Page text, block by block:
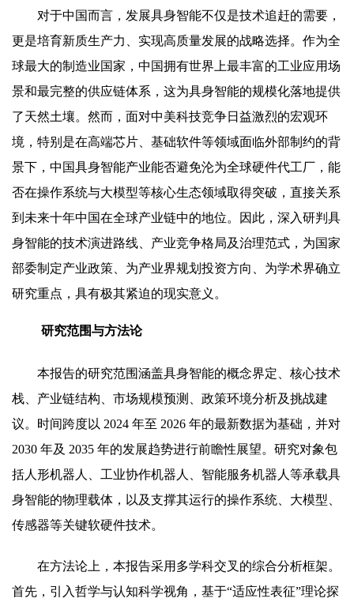
对于中国而言，发展具身智能不仅是技术追赶的需要，
更是培育新质生产力、实现高质量发展的战略选择。作为全
球最大的制造业国家，中国拥有世界上最丰富的工业应用场
景和最完整的供应链体系，这为具身智能的规模化落地提供
了天然土壤。然而，面对中美科技竞争日益激烈的宏观环
境，特别是在高端芯片、基础软件等领域面临外部制约的背
景下，中国具身智能产业能否避免沦为全球硬件代工厂，能
否在操作系统与大模型等核心生态领域取得突破，直接关系
到未来十年中国在全球产业链中的地位。因此，深入研判具
身智能的技术演进路线、产业竞争格局及治理范式，为国家
部委制定产业政策、为产业界规划投资方向、为学术界确立
研究重点，具有极其紧迫的现实意义。
研究范围与方法论
本报告的研究范围涵盖具身智能的概念界定、核心技术
栈、产业链结构、市场规模预测、政策环境分析及挑战建
议。时间跨度以 2024 年至 2026 年的最新数据为基础，并对
2030 年及 2035 年的发展趋势进行前瞻性展望。研究对象包
括人形机器人、工业协作机器人、智能服务机器人等承载具
身智能的物理载体，以及支撑其运行的操作系统、大模型、
传感器等关键软硬件技术。
在方法论上，本报告采用多学科交叉的综合分析框架。
首先，引入哲学与认知科学视角，基于“适应性表征”理论探